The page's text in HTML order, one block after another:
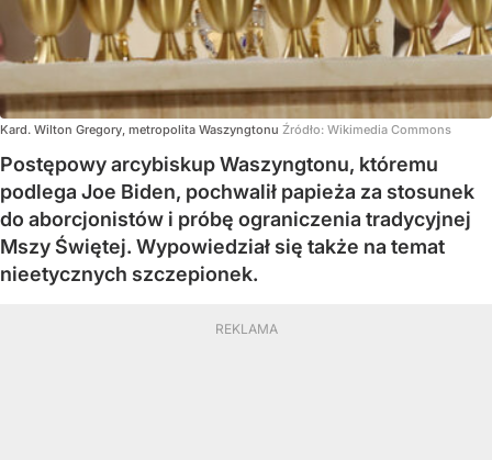
Kard. Wilton Gregory, metropolita Waszyngtonu Źródło: Wikimedia Commons
Postępowy arcybiskup Waszyngtonu, któremu
podlega Joe Biden, pochwalił papieża za stosunek
do aborcjonistów i próbę ograniczenia tradycyjnej
Mszy Świętej. Wypowiedział się także na temat
nieetycznych szczepionek.